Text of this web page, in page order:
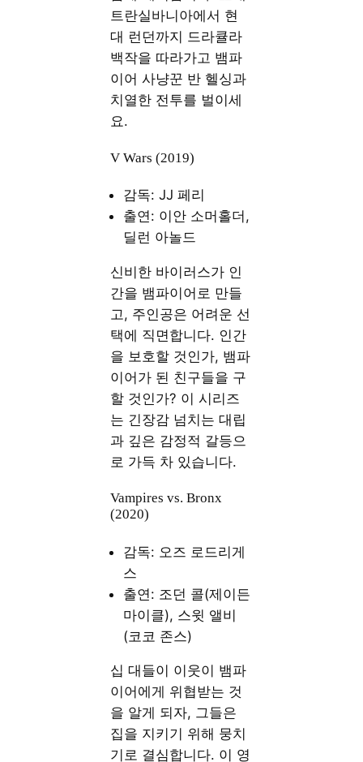
트란실바니아에서 현
대 런던까지 드라큘라
백작을 따라가고 뱀파
이어 사냥꾼 반 헬싱과
치열한 전투를 벌이세
요.
V Wars (2019)
감독: JJ 페리
출연: 이안 소머홀더,
딜런 아놀드
신비한 바이러스가 인
간을 뱀파이어로 만들
고, 주인공은 어려운 선
택에 직면합니다. 인간
을 보호할 것인가, 뱀파
이어가 된 친구들을 구
할 것인가? 이 시리즈
는 긴장감 넘치는 대립
과 깊은 감정적 갈등으
로 가득 차 있습니다.
Vampires vs. Bronx
(2020)
감독: 오즈 로드리게
스
출연: 조던 콜(제이든
마이클), 스윗 앨비
(코코 존스)
십 대들이 이웃이 뱀파
이어에게 위협받는 것
을 알게 되자, 그들은
집을 지키기 위해 뭉치
기로 결심합니다. 이 영